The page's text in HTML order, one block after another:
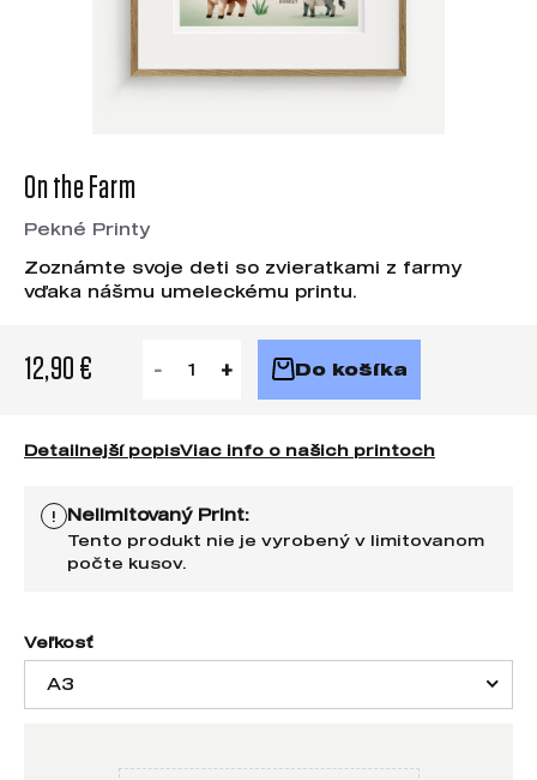
On the Farm
Pekné Printy
Zoznámte svoje deti so zvieratkami z farmy
vďaka nášmu umeleckému printu.
12,90 € Do košíka
Detailnejší popisViac info o našich printoch
! Nelimitovaný Print:
Tento produkt nie je vyrobený v limitovanom
počte kusov.
Veľkosť
A3